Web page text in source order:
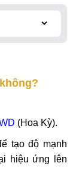
(Hoa Kỳ).
tạo độ mạnh
hiệu ứng lên